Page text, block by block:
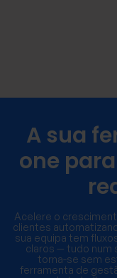
A sua
one
Acelere o
clientes
sua equipa tem
claros — tudo num
torna-se sem
ferramenta de